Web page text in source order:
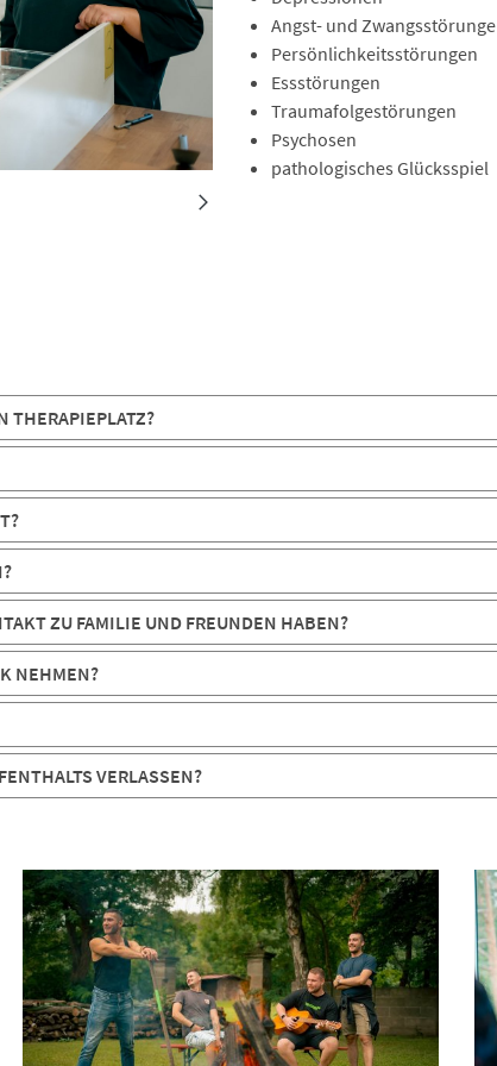
Angst- und
Persönlichkeitsstörungen
Essstörungen
Traumafolgestörungen
Psychosen
pathologisches Glücksspiel
THERAPIEPLATZ?
ZU FAMILIE UND FREUNDEN HABEN?
NEHMEN?
VERLASSEN?